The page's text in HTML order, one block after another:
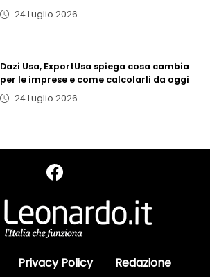
24 Luglio 2026
Dazi Usa, ExportUsa spiega cosa cambia
per le imprese e come calcolarli da oggi
24 Luglio 2026
Privacy Policy Redazione